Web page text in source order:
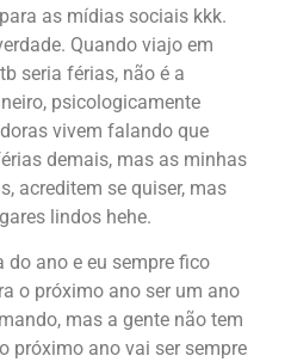
as mídias sociais kkk.
Quando viajo em
seria férias, não é a
psicologicamente
vivem falando que
demais, mas as minhas
acreditem se quiser, mas
lindos hehe.
do ano e eu sempre fico
o próximo ano ser um ano
mas a gente não tem
próximo ano vai ser sempre